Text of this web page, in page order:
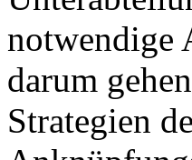
notwendige
darum
Strategien